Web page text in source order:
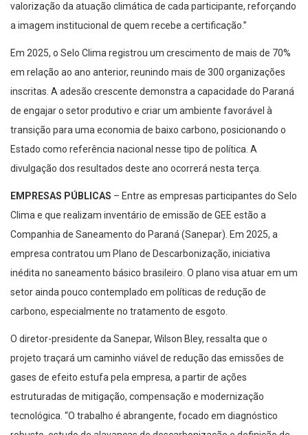
valorização da atuação climática de cada participante, reforçando
a imagem institucional de quem recebe a certificação.”
Em 2025, o Selo Clima registrou um crescimento de mais de 70%
em relação ao ano anterior, reunindo mais de 300 organizações
inscritas. A adesão crescente demonstra a capacidade do Paraná
de engajar o setor produtivo e criar um ambiente favorável à
transição para uma economia de baixo carbono, posicionando o
Estado como referência nacional nesse tipo de política. A
divulgação dos resultados deste ano ocorrerá nesta terça.
EMPRESAS PÚBLICAS – Entre as empresas participantes do Selo
Clima e que realizam inventário de emissão de GEE estão a
Companhia de Saneamento do Paraná (Sanepar). Em 2025, a
empresa contratou um Plano de Descarbonização, iniciativa
inédita no saneamento básico brasileiro. O plano visa atuar em um
setor ainda pouco contemplado em políticas de redução de
carbono, especialmente no tratamento de esgoto.
O diretor-presidente da Sanepar, Wilson Bley, ressalta que o
projeto traçará um caminho viável de redução das emissões de
gases de efeito estufa pela empresa, a partir de ações
estruturadas de mitigação, compensação e modernização
tecnológica. “O trabalho é abrangente, focado em diagnóstico